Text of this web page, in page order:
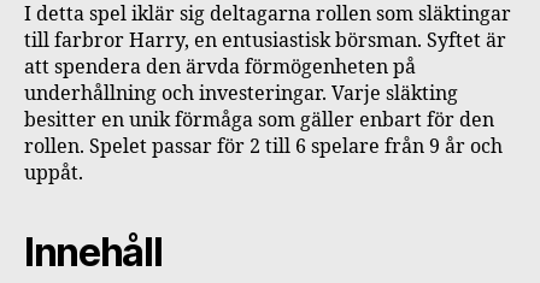
I detta spel iklär sig deltagarna rollen som släktingar
till farbror Harry, en entusiastisk börsman. Syftet är
att spendera den ärvda förmögenheten på
underhållning och investeringar. Varje släkting
besitter en unik förmåga som gäller enbart för den
rollen. Spelet passar för 2 till 6 spelare från 9 år och
uppåt.
Innehåll